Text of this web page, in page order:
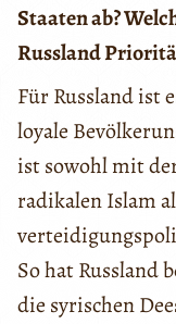
Staaten ab?
Russland
Für Russland ist
loyale
ist sowohl mit
radikalen Islam
So hat Russland
die syrischen